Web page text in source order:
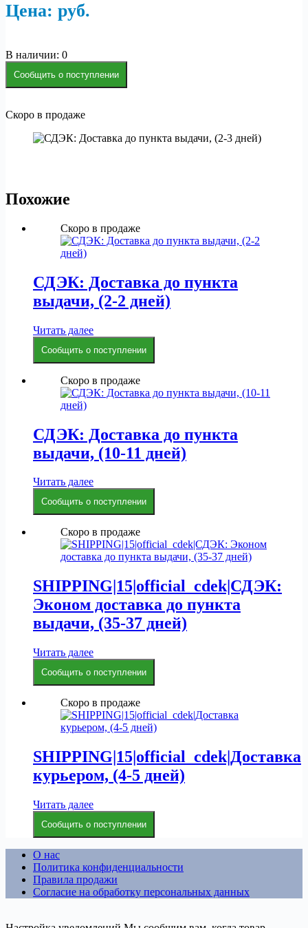
Скоро в продаже
Цена: руб.
В наличии: 0
Сообщить о поступлении
Похожие
Скоро в продаже
СДЭК: Доставка до пункта
выдачи, (2-2 дней)
Читать далее
Сообщить о поступлении
Скоро в продаже
СДЭК: Доставка до пункта
выдачи, (10-11 дней)
Читать далее
Сообщить о поступлении
Скоро в продаже
SHIPPING|15|official_cdek|СДЭК:
Эконом доставка до пункта
выдачи, (35-37 дней)
Читать далее
Сообщить о поступлении
Скоро в продаже
SHIPPING|15|official_cdek|Доставка
курьером, (4-5 дней)
Читать далее
Сообщить о поступлении
О нас
Политика конфиденциальности
Правила продажи
Согласие на обработку персональных данных